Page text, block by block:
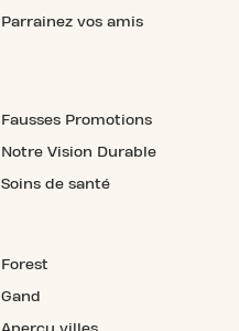
Parrainez vos amis
Fausses Promotions
Notre Vision Durable
Soins de santé
Forest
Gand